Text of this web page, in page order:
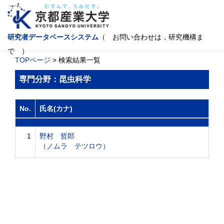
研究者データベースシステム （ お問い合わせは，研究機構ま
で ）
TOPページ > 検索結果一覧
専門分野：昆虫科学
No. 氏名(カナ)
1
野村 哲郎
（ノムラ テツロウ）